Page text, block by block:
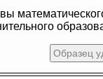
Образец